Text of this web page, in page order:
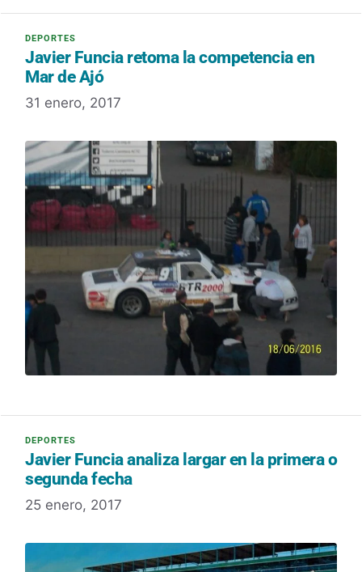
Javier Funcia retoma la competencia en
Mar de Ajó
31 enero, 2017
Javier Funcia analiza largar en la primera o
segunda fecha
25 enero, 2017